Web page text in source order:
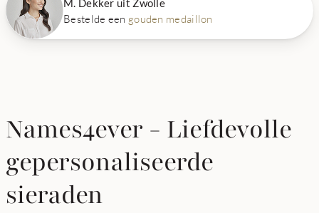
M. Dekker uit Zwolle
Bestelde een gouden medaillon
Names4ever - Liefdevolle
gepersonaliseerde
sieraden